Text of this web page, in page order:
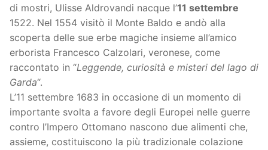
di mostri, Ulisse Aldrovandi nacque l’11 settembre
1522. Nel 1554 visitò il Monte Baldo e andò alla
scoperta delle sue erbe magiche insieme all’amico
erborista Francesco Calzolari, veronese, come
raccontato in “Leggende, curiosità e misteri del lago di
Garda“.
L’11 settembre 1683 in occasione di un momento di
importante svolta a favore degli Europei nelle guerre
contro l’Impero Ottomano nascono due alimenti che,
assieme, costituiscono la più tradizionale colazione